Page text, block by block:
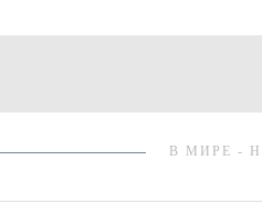
В МИРЕ -